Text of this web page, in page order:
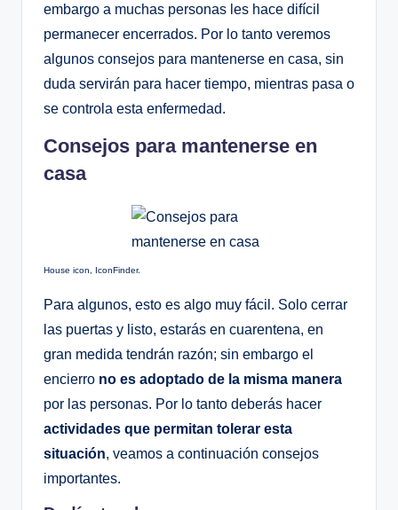
embargo a muchas personas les hace difícil
permanecer encerrados. Por lo tanto veremos
algunos consejos para mantenerse en casa, sin
duda servirán para hacer tiempo, mientras pasa o
se controla esta enfermedad.
Consejos para mantenerse en
casa
House icon, IconFinder.
Para algunos, esto es algo muy fácil. Solo cerrar
las puertas y listo, estarás en cuarentena, en
gran medida tendrán razón; sin embargo el
encierro no es adoptado de la misma manera
por las personas. Por lo tanto deberás hacer
actividades que permitan tolerar esta
situación, veamos a continuación consejos
importantes.